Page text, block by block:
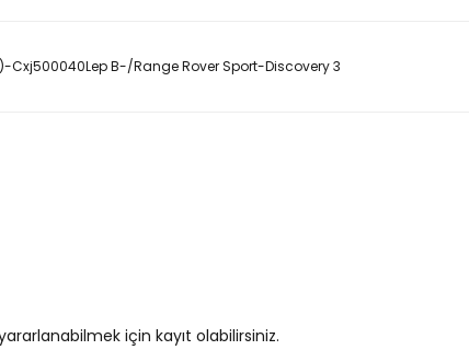
Cxj500040Lep B-/Range Rover Sport-Discovery 3
için kayıt olabilirsiniz.